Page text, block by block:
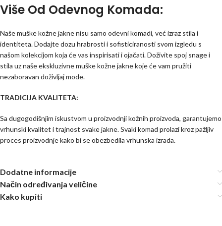
Više Od Odevnog Komada:
Naše muške kožne jakne nisu samo odevni komadi, već izraz stila i
identiteta. Dodajte dozu hrabrosti i sofisticiranosti svom izgledu s
našom kolekcijom koja će vas inspirisati i ojačati. Doživite spoj snage i
stila uz naše ekskluzivne muške kožne jakne koje će vam pružiti
nezaboravan doživljaj mode.
TRADICIJA KVALITETA:
Sa dugogodišnjim iskustvom u proizvodnji kožnih proizvoda, garantujemo
vrhunski kvalitet i trajnost svake jakne. Svaki komad prolazi kroz pažljiv
proces proizvodnje kako bi se obezbedila vrhunska izrada.
Dodatne informacije
Način određivanja veličine
Kako kupiti